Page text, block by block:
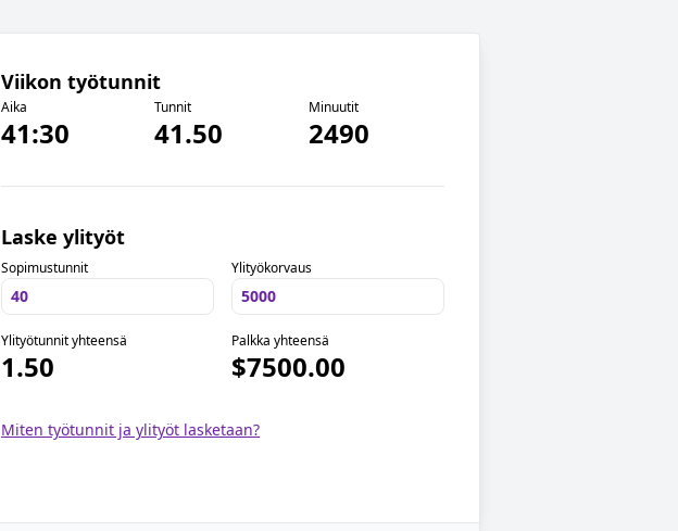
Viikon työtunnit
Aika
41:30
Tunnit
41.50
Minuutit
2490
Laske ylityöt
Sopimustunnit Ylityökorvaus
Ylityötunnit yhteensä
1.50
Palkka yhteensä
$7500.00
Miten työtunnit ja ylityöt lasketaan?